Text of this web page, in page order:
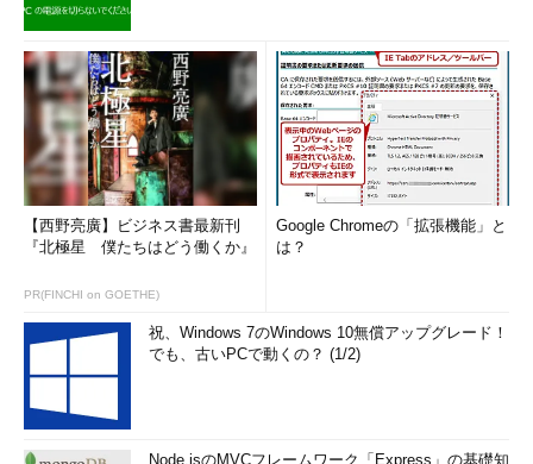
【西野亮廣】ビジネス書最新刊
『北極星 僕たちはどう働くか』
PR(FINCHI on GOETHE)
Google Chromeの「拡張機能」と
は？
祝、Windows 7のWindows 10無償アップグレード！
でも、古いPCで動くの？ (1/2)
Node.jsのMVCフレームワーク「Express」の基礎知